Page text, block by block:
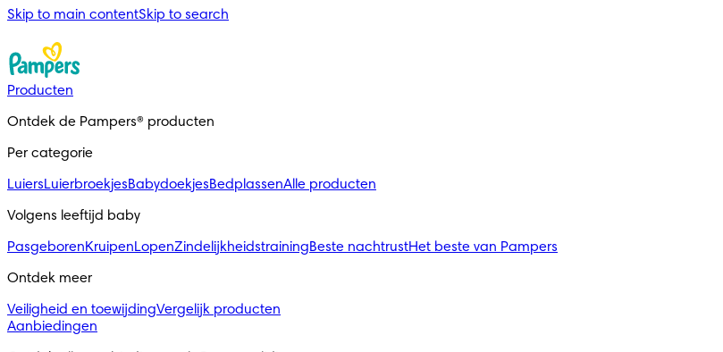
Skip to main contentSkip to search
Producten
Ontdek de Pampers® producten
Per categorie
LuiersLuierbroekjesBabydoekjesBedplassenAlle producten
Volgens leeftijd baby
PasgeborenKruipenLopenZindelijkheidstrainingBeste nachtrustHet beste van Pampers
Ontdek meer
Veiligheid en toewijdingVergelijk producten
Aanbiedingen